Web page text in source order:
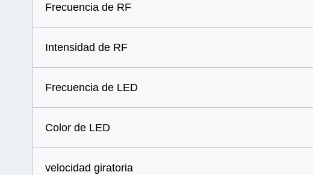
Frecuencia de RF
Intensidad de RF
Frecuencia de LED
Color de LED
velocidad giratoria